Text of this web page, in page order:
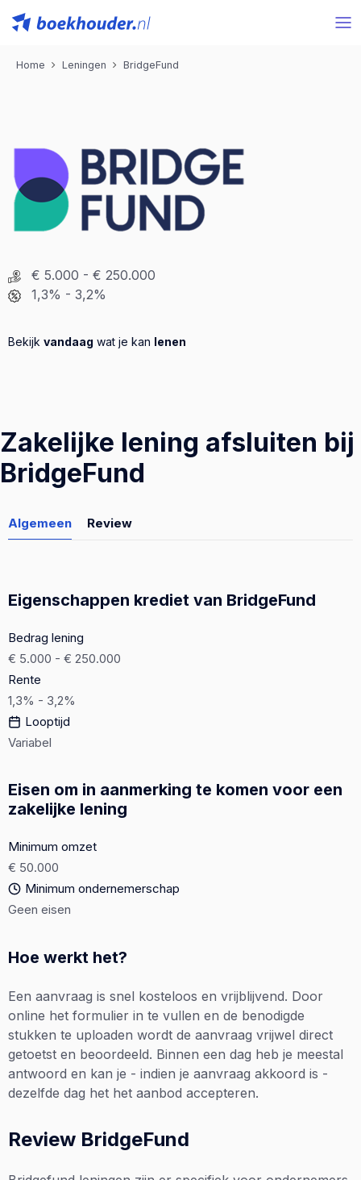
Home Leningen BridgeFund
€ 5.000 - € 250.000
1,3% - 3,2%
Bekijk vandaag wat je kan lenen
Zakelijke lening afsluiten bij
BridgeFund
Algemeen Review
Eigenschappen krediet van BridgeFund
Bedrag lening
€ 5.000 - € 250.000
Rente
1,3% - 3,2%
Looptijd
Variabel
Eisen om in aanmerking te komen voor een
zakelijke lening
Minimum omzet
€ 50.000
Minimum ondernemerschap
Geen eisen
Hoe werkt het?
Een aanvraag is snel kosteloos en vrijblijvend. Door
online het formulier in te vullen en de benodigde
stukken te uploaden wordt de aanvraag vrijwel direct
getoetst en beoordeeld. Binnen een dag heb je meestal
antwoord en kan je - indien je aanvraag akkoord is -
dezelfde dag het het aanbod accepteren.
Review BridgeFund